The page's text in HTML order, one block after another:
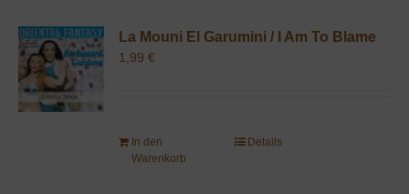
La Mouni El Garumini / I Am To Blame
1,99€
In den
Warenkorb
Details